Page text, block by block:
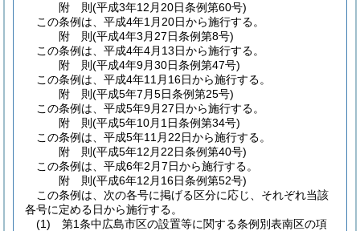
附 則(平成3年12月20日条例第60号)
この条例は、平成4年1月20日から施行する。
附 則(平成4年3月27日条例第8号)
この条例は、平成4年4月13日から施行する。
附 則(平成4年9月30日条例第47号)
この条例は、平成4年11月16日から施行する。
附 則(平成5年7月5日条例第25号)
この条例は、平成5年9月27日から施行する。
附 則(平成5年10月1日条例第34号)
この条例は、平成5年11月22日から施行する。
附 則(平成5年12月22日条例第40号)
この条例は、平成6年2月7日から施行する。
附 則(平成6年12月16日条例第52号)
この条例は、次の各号に掲げる区分に応じ、それぞれ当該
各号に定める日から施行する。
(1)
第1条中広島市区の設置等に関する条例別表南区の項